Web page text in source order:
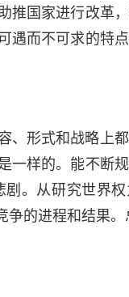
推国家进行改革
遇而不可求的特
、形式和战略上
一样的。能不断
。从研究世界
的进程和结果。